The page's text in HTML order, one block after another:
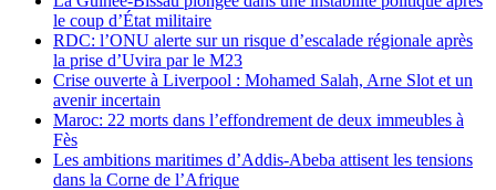
le coup d’État militaire
RDC: l’ONU alerte sur un risque d’escalade régionale après
la prise d’Uvira par le M23
Crise ouverte à Liverpool : Mohamed Salah, Arne Slot et un
avenir incertain
Maroc: 22 morts dans l’effondrement de deux immeubles à
Fès
Les ambitions maritimes d’Addis-Abeba attisent les tensions
dans la Corne de l’Afrique